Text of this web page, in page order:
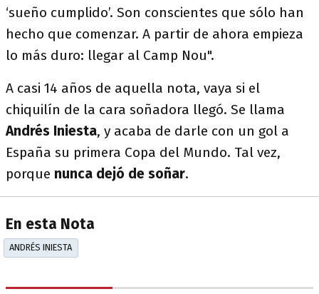
‘sueño cumplido’. Son conscientes que sólo han
hecho que comenzar. A partir de ahora empieza
lo más duro: llegar al Camp Nou".
A casi 14 años de aquella nota, vaya si el
chiquilín de la cara soñadora llegó. Se llama
Andrés Iniesta, y acaba de darle con un gol a
España su primera Copa del Mundo. Tal vez,
porque nunca dejó de soñar.
En esta Nota
ANDRÉS INIESTA